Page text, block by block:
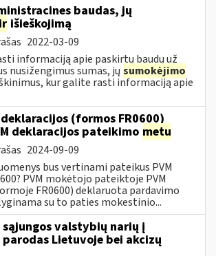
baudas, jų
ir išieškojimą
2022-03-09
informaciją apie paskirtų baudų už
nusižengimus sumas, jų sumokėjimo
kur galite rasti informaciją apie
deklaracijos (formos FR0600)
deklaracijos pateikimo metu
2024-09-09
bus vertinami pateikus PVM
PVM mokėtojo pateiktoje PVM
FR0600) deklaruota pardavimo
su to paties mokestinio...
valstybių narių į
Lietuvoje bei akcizų